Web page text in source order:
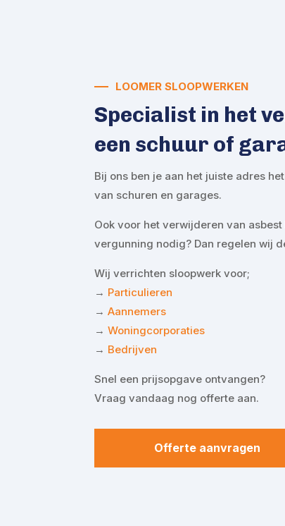
LOOMER SLOOPWERKEN
Specialist in het
een schuur of
Bij ons ben je aan het juiste adres
van schuren en garages.
Ook voor het verwijderen van
vergunning nodig? Dan regelen wij
Wij verrichten sloopwerk voor;
→ Particulieren
→Aannemers
→Woningcorporaties
→ Bedrijven
Snel een prijsopgave ontvangen?
Vraag vandaag nog offerte aan.
Offerte aanvragen